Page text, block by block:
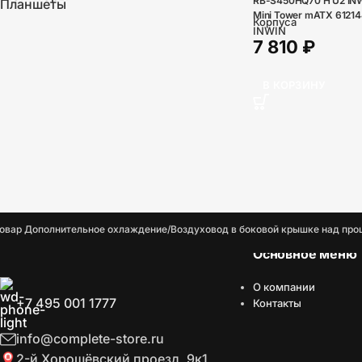
Планшеты
Mini Tower mATX
Корпуса
INWIN
7 810 ₽
Дополнительное охлаждение Воздуховод в боковой крышке над
+7 495 001 1777
info@complete-store.ru
2-й Хорошёвский проезд, 9к1
Основное меню
О компании
Контакты